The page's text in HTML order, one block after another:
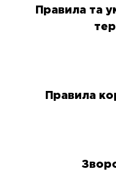
Правила та
Правила